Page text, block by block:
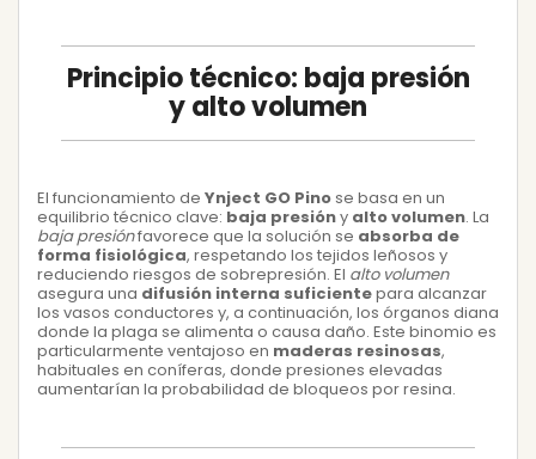
Principio técnico: baja presión
y alto volumen
El funcionamiento de Ynject GO Pinose basa en un
equilibrio técnico clave: baja presióny alto volumen. La
baja presiónfavorece que la solución se absorba de
forma fisiológica, respetando los tejidos leñosos y
reduciendo riesgos de sobrepresión. El alto volumen
asegura una difusión interna suficientepara alcanzar
los vasos conductores y, a continuación, los órganos diana
donde la plaga se alimenta o causa daño. Este binomio es
particularmente ventajoso en maderas resinosas,
habituales en coníferas, donde presiones elevadas
aumentarían la probabilidad de bloqueos por resina.